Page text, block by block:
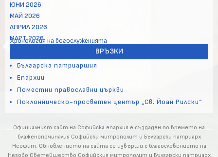
ЮНИ 2026
МАЙ 2026
АПРИЛ 2026
МАРТ 2026
Хронология на богослуженията
ВРЪЗКИ
Българска патриаршия
Епархии
Поместни православни църкви
Поклонническо-просветен център „Св. Йоан Рилски“
Официалният сайт на Софийска епархия е създаден по времето на
блаженопочиналия Софийски митрополит и Български патриарх
Неофит. Обновлението на сайта се извърши с благословението на
Негово Светейшество Софийския митрополит и Български патриарх